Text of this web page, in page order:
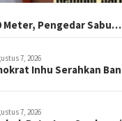
Meter, Pengedar Sabu…
7, 2026
Inhu Serahkan
7, 2026